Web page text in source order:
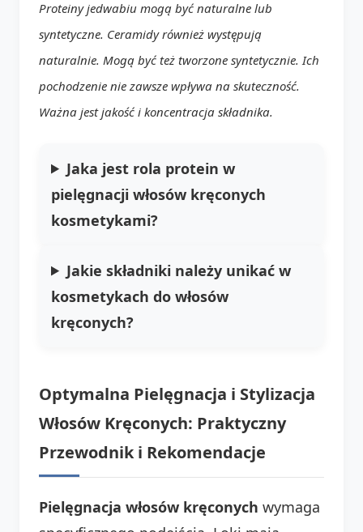
Proteiny jedwabiu mogą być naturalne lub
syntetyczne. Ceramidy również występują
naturalnie. Mogą być też tworzone syntetycznie. Ich
pochodzenie nie zawsze wpływa na skuteczność.
Ważna jest jakość i koncentracja składnika.
Jaka jest rola protein w
pielęgnacji włosów kręconych
kosmetykami?
Jakie składniki należy unikać w
kosmetykach do włosów
kręconych?
Optymalna Pielęgnacja i Stylizacja
Włosów Kręconych: Praktyczny
Przewodnik i Rekomendacje
Pielęgnacja włosów kręconych wymaga